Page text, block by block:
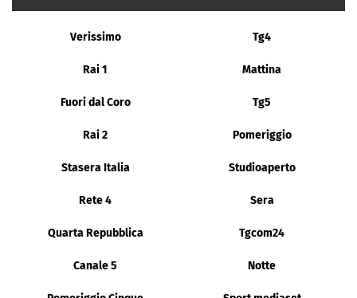
Verissimo Tg4
Rai 1 Mattina
Fuori dal Coro Tg5
Rai 2 Pomeriggio
Stasera Italia Studioaperto
Rete 4 Sera
Quarta Repubblica Tgcom24
Canale 5 Notte